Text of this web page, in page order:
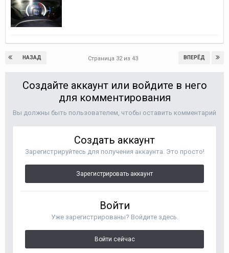
НАЗАД ВПЕРЁД
Страница 32 из 43
Создайте аккаунт или войдите в него
для комментирования
Вы должны быть пользователем, чтобы оставить комментарий
Создать аккаунт
Зарегистрируйтесь для получения аккаунта. Это просто!
Зарегистрировать аккаунт
Войти
Уже зарегистрированы? Войдите здесь.
Войти сейчас